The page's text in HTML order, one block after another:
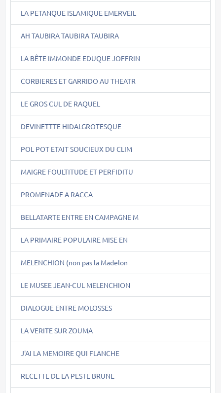
LA PETANQUE ISLAMIQUE EMERVEIL
AH TAUBIRA TAUBIRA TAUBIRA
LA BÊTE IMMONDE EDUQUE JOFFRIN
CORBIERES ET GARRIDO AU THEATR
LE GROS CUL DE RAQUEL
DEVINETTTE HIDALGROTESQUE
POL POT ETAIT SOUCIEUX DU CLIM
MAIGRE FOULTITUDE ET PERFIDITU
PROMENADE A RACCA
BELLATARTE ENTRE EN CAMPAGNE M
LA PRIMAIRE POPULAIRE MISE EN
MELENCHION (non pas la Madelon
LE MUSEE JEAN-CUL MELENCHION
DIALOGUE ENTRE MOLOSSES
LA VERITE SUR ZOUMA
J'AI LA MEMOIRE QUI FLANCHE
RECETTE DE LA PESTE BRUNE